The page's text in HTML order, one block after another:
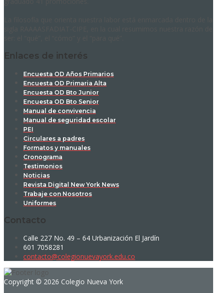
Enlaces de interés
Encuesta OD Años Primarios
Encuesta OD Primaria Alta
Encuesta OD Bto Junior
Encuesta OD Bto Senior
Manual de convivencia
Manual de seguridad escolar
PEI
Circulares a padres
Formatos y manuales
Cronograma
Testimonios
Noticias
Revista Digital New York News
Trabaje con Nosotros
Uniformes
Contacto
Calle 227 No. 49 – 64 Urbanización El Jardín
601 7058281
contacto@colegionuevayork.edu.co
Copyright © 2026 Colegio Nueva York